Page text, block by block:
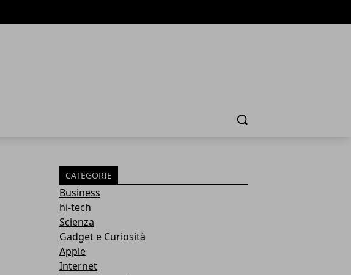
Cerca
CATEGORIE
Business
hi-tech
Scienza
Gadget e Curiosità
Apple
Internet